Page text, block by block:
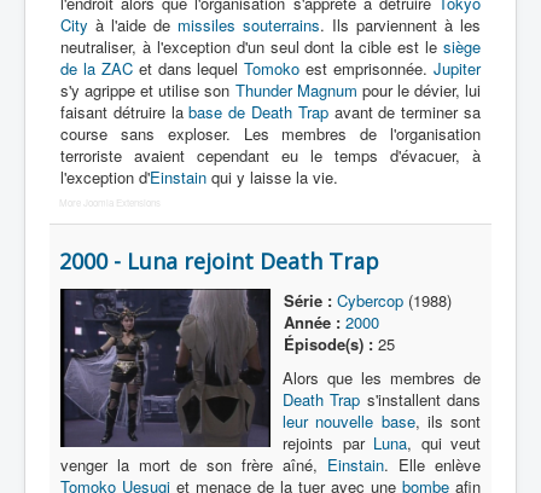
City à l'aide de missiles souterrains. Ils parviennent à les
neutraliser, à l'exception d'un seul dont la cible est le siège
de la ZACet dans lequelTomoko est emprisonnée.Jupiter
s'y agrippe et utilise son Thunder Magnum pour le dévier, lui
faisant détruire labase de Death Trapavant de terminer sa
course sans exploser. Les membres de l'organisation
terroriste avaient cependant eu le temps d'évacuer, à
l'exception d'Einstain qui y laisse la vie.
More Joomla Extensions
2000 - Luna rejoint Death Trap
Série : Cybercop (1988)
Année : 2000
Épisode(s) : 25
Alors que les membres de
Death Trap s'installent dans
leur nouvelle base, ils sont
rejoints par Luna, qui veut
venger la mort de son frère aîné, Einstain. Elle enlève
Tomoko Uesugi et menace de la tuer avec une bombe afin